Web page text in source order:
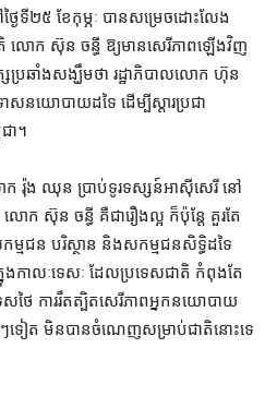
ថ្ងៃទី​២៥ ខែ​កុម្ភៈ បាន​សម្រេច​ដោះលែង
លោក ស៊ុន ច​ន្ធី ឱ្យ​មាន​សេរីភាព​ឡើងវិញ​
ស​ប្រឆាំង​សង្ឃឹមថា រដ្ឋាភិបាល​លោក ហ៊ុន
ស​នយោបាយ​ដទៃ ដើម្បី​ស្ដារ​ប្រជា
ា។
ក រ៉ុង ឈុន ប្រាប់​ទូរទស្សន៍​អាស៊ីសេរី នៅ​
លោក ស៊ុន ចន្ធី គឺជា​រឿង​ល្អ ក៏ប៉ុន្តែ គួរតែ​
មជន បរិស្ថាន និង​សកម្មជន​សិទ្ធិ​ដទៃ​
នុង​កាលៈទេសៈ ដែល​ប្រទេសជាតិ កំពុងតែ​
ថៃ ការ​រឹតត្បិត​សេរីភាព​អ្នកនយោបាយ​
ទៀត មិនបាន​ចំណេញ​សម្រាប់​ជាតិ​នោះ​ទេ